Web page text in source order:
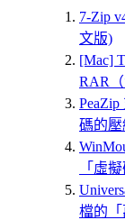
7-Zip
文版)
[Mac]
RAR（
碼的
「虛
檔的「